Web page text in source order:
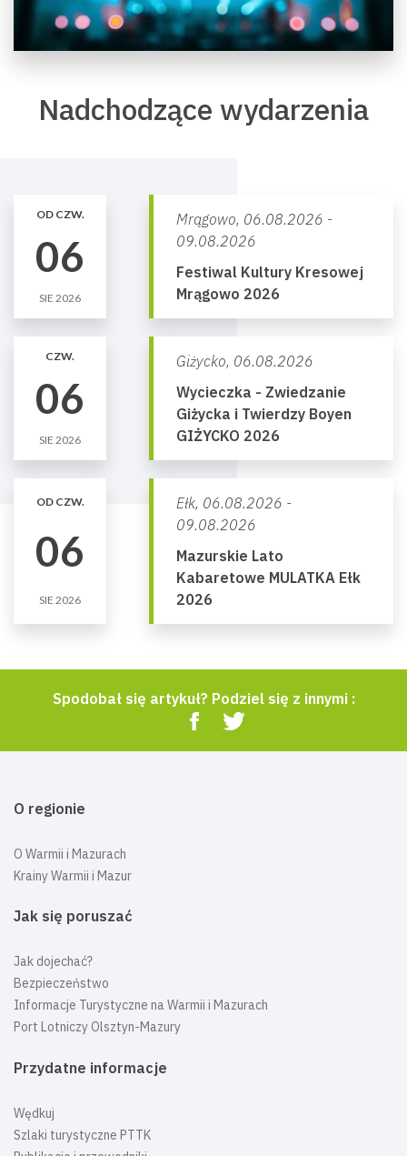
Nadchodzące wydarzenia
OD CZW.
06
SIE 2026
Mrągowo, 06.08.2026 -
09.08.2026
Festiwal Kultury Kresowej
Mrągowo 2026
CZW.
06
SIE 2026
Giżycko, 06.08.2026
Wycieczka - Zwiedzanie
Giżycka i Twierdzy Boyen
GIŻYCKO 2026
OD CZW.
06
SIE 2026
Ełk, 06.08.2026 -
09.08.2026
Mazurskie Lato
Kabaretowe MULATKA Ełk
2026
Spodobał się artykuł? Podziel się z innymi :
O regionie
O Warmii i Mazurach
Krainy Warmii i Mazur
Jak się poruszać
Jak dojechać?
Bezpieczeństwo
Informacje Turystyczne na Warmii i Mazurach
Port Lotniczy Olsztyn-Mazury
Przydatne informacje
Wędkuj
Szlaki turystyczne PTTK